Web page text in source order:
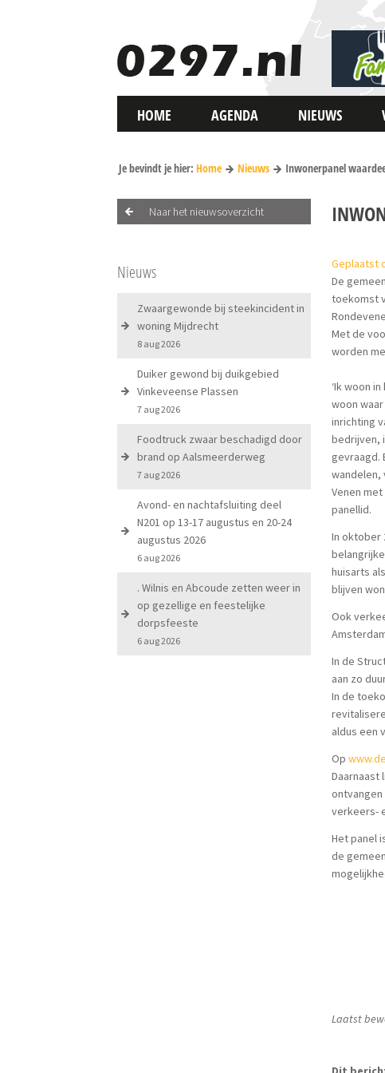
HOME AGENDA NIEUWS
Je bevindt je hier: Home Nieuws Inwonerpanel
Naar het nieuwsoverzicht
Nieuws
Zwaargewonde bij steekincident in
woning Mijdrecht
8 aug 2026
Duiker gewond bij duikgebied
Vinkeveense Plassen
7 aug 2026
Foodtruck zwaar beschadigd door
brand op Aalsmeerderweg
7 aug 2026
Avond- en nachtafsluiting deel
N201 op 13-17 augustus en 20-24
augustus 2026
6 aug 2026
. Wilnis en Abcoude zetten weer in
op gezellige en feestelijke
dorpsfeeste
6 aug 2026
Geplaatst
De
toekomst
Met de
worden
‘Ik woon
woon
inrichting
bedrijven,
gevraagd.
wandelen,
Venen
panellid.
In oktober
huisarts
blijven
Ook
In de
aan zo
In de
aldus een
Op
verkeers-
Het panel
de
Laatst